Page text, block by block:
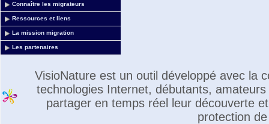
Connaître les migrateurs
Ressources et liens
La mission migration
Les partenaires
VisioNature est un outil développé avec la
technologies Internet, débutants,
partager en temps réel leur découverte
protection